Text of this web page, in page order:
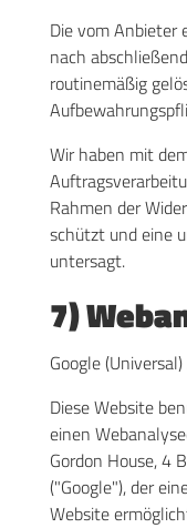
Die vom Anbieter
nach
routinemäßig
Wir haben mit
Rahmen der
schützt und eine
untersagt.
7)
Google
Diese Website
einen
Gordon House, 4
("Google"), der
Website